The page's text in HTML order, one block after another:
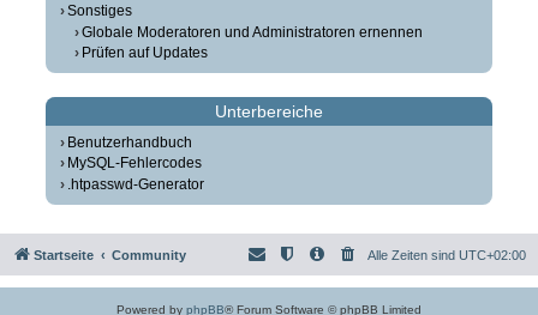
Sonstiges
Globale Moderatoren und Administratoren ernennen
Prüfen auf Updates
Unterbereiche
Benutzerhandbuch
MySQL-Fehlercodes
.htpasswd-Generator
Startseite Community Alle Zeiten sind UTC+02:00
Powered by phpBB® Forum Software © phpBB Limited